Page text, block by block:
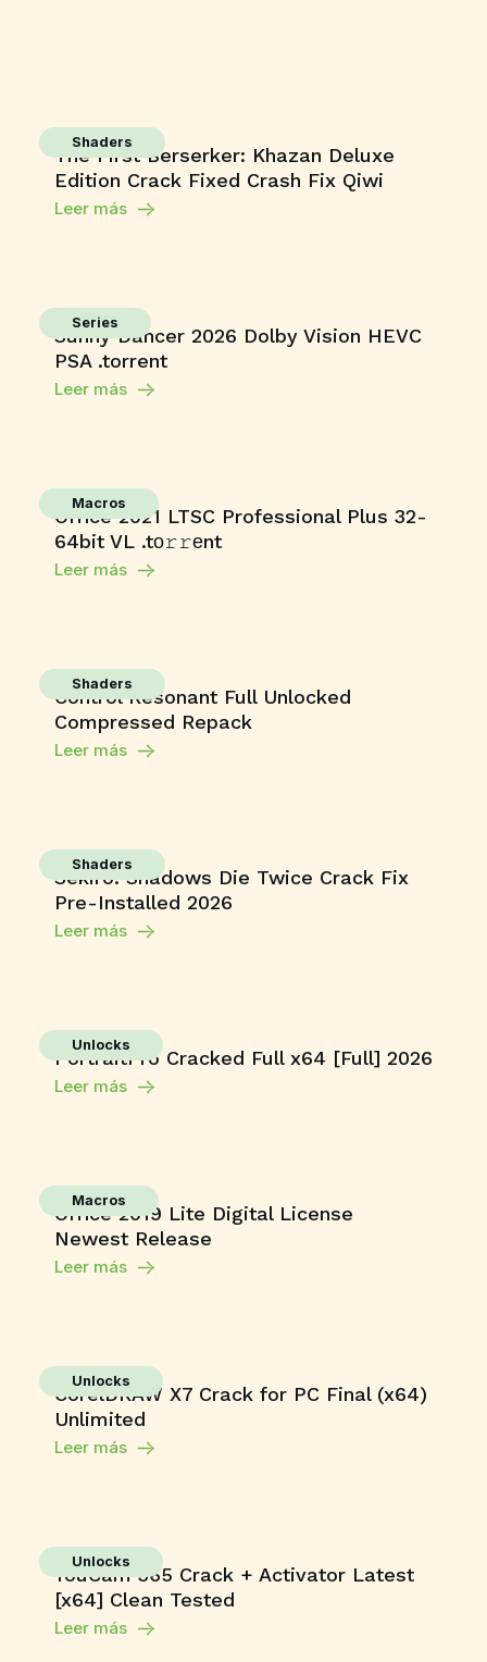
Shaders
The First Berserker: Khazan Deluxe
Edition Crack Fixed Crash Fix Qiwi
Leer más
Series
Sunny Dancer 2026 Dolby Vision HEVC
PSA .torrent
Leer más
Macros
Office 2021 LTSC Professional Plus 32-
64bit VL .tо𝚛𝚛еnt
Leer más
Shaders
Control Resonant Full Unlocked
Compressed Repack
Leer más
Shaders
Sekiro: Shadows Die Twice Crack Fix
Pre-Installed 2026
Leer más
Unlocks
PortraitPro Cracked Full x64 [Full] 2026
Leer más
Macros
Office 2019 Lite Digital License
Newest Release
Leer más
Unlocks
CorelDRAW X7 Crack for PC Final (x64)
Unlimited
Leer más
Unlocks
YouCam 365 Crack + Activator Latest
[x64] Clean Tested
Leer más